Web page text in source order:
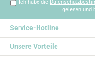
Ich habe die
gelesen und
Service-Hotline
Unsere Vorteile